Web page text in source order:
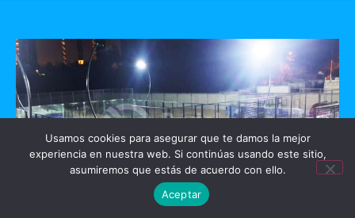
Usamos cookies para asegurar que te damos la mejor
experiencia en nuestra web. Si continúas usando este sitio,
asumiremos que estás de acuerdo con ello.
Aceptar